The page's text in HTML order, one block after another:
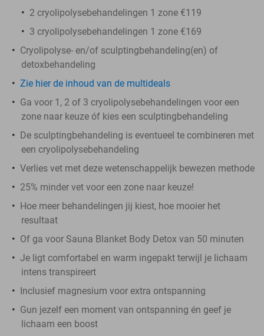
2 cryolipolysebehandelingen 1 zone €119
3 cryolipolysebehandelingen 1 zone €169
Cryolipolyse- en/of sculptingbehandeling(en) of
detoxbehandeling
Zie hier de inhoud van de multideals
Ga voor 1, 2 of 3 cryolipolysebehandelingen voor een
zone naar keuze óf kies een sculptingbehandeling
De sculptingbehandeling is eventueel te combineren met
een cryolipolysebehandeling
Verlies vet met deze wetenschappelijk bewezen methode
25% minder vet voor een zone naar keuze!
Hoe meer behandelingen jij kiest, hoe mooier het
resultaat
Of ga voor Sauna Blanket Body Detox van 50 minuten
Je ligt comfortabel en warm ingepakt terwijl je lichaam
intens transpireert
Inclusief magnesium voor extra ontspanning
Gun jezelf een moment van ontspanning én geef je
lichaam een boost